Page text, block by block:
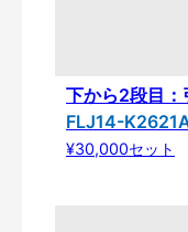
下から2段目：
FLJ14-
¥30,000セット